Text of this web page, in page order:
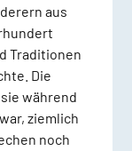
aus
Traditionen
Die
während
ziemlich
noch